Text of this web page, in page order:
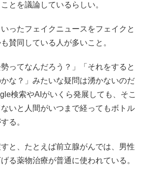
とを議論しているらしい。
ったフェイクニュースをフェイクと
賛同している人が多いこと。
勢ってなんだろう？」「それをすると
な？」みたいな疑問は湧かないのだ
検索やAIがいくら発展しても、そこ
いと人間がいつまで経ってもボトル
る。
と、たとえば前立腺がんでは、男性
る薬物治療が普通に使われている。